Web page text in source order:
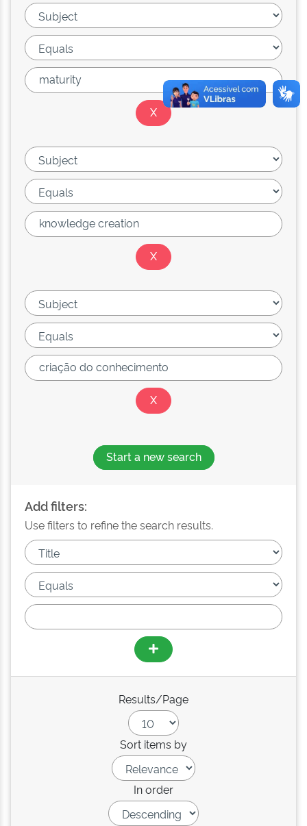
Start a new search
Add filters:
Use filters to refine the search results.
Results/Page
Sort items by
In order